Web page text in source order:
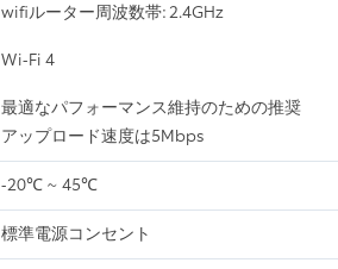
wifiルーター周波数帯: 2.4GHz
Wi-Fi 4
最適なパフォーマンス維持のための推奨
アップロード速度は5Mbps
-20℃ ~ 45℃
標準電源コンセント